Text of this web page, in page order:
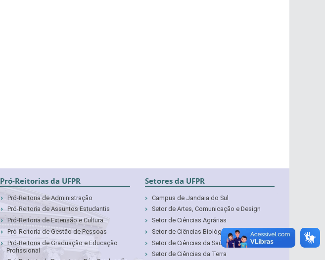
Pró-Reitorias da UFPR
Pró-Reitoria de Administração
Pró-Reitoria de Assuntos Estudantis
Pró-Reitoria de Extensão e Cultura
Pró-Reitoria de Gestão de Pessoas
Pró-Reitoria de Graduação e Educação
Profissional
Setores da UFPR
Campus de Jandaia do Sul
Setor de Artes, Comunicação e Design
Setor de Ciências Agrárias
Setor de Ciências Biológicas
Setor de Ciências da Saúde
Setor de Ciências da Terra